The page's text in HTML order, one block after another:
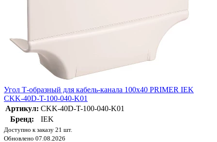
Угол Т-образный для кабель-канала 100х40 PRIMER IEK
CKK-40D-T-100-040-K01
Артикул: CKK-40D-T-100-040-K01
Бренд:
IEK
Доступно к заказу 21 шт.
Обновлено 07.08.2026